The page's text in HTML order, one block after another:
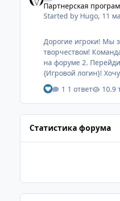
Партнерская
Started by Hugo, 11
Дорогие игроки! Мы
творчеством! Команда Ревовинтер поддерживает начинания наших игроков и поощряет внутриигровой валютой в конце месяца каждого стримера. 1. Создайте аккаунт
на форуме 2. Перейдите в раздел Поддержки на форуме и создайте тикет (доступно только зарегистрированным пользователям форума) Форма сообщения Тема тикета:
{Игровой логин}! Хочу стать спонсором! (где {Игровой логин} - это ваш логин в игре)
логин в игре и ссылк…
1 ответ
Статистика форума